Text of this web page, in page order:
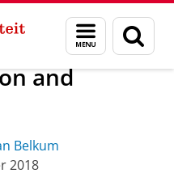
Menu
en
zoeken
Promoties
and
Belkum
2018